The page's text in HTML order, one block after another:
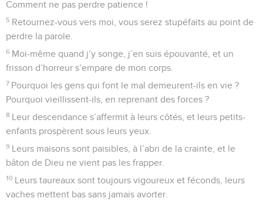
Comment ne pas perdre patience !
5 Retournez-vous vers moi, vous serez stupéfaits au point de
perdre la parole.
6 Moi-même quand j’y songe, j’en suis épouvanté, et un
frisson d’horreur s’empare de mon corps.
7 Pourquoi les gens qui font le mal demeurent-ils en vie ?
Pourquoi vieillissent-ils, en reprenant des forces ?
8 Leur descendance s’affermit à leurs côtés, et leurs petits-
enfants prospèrent sous leurs yeux.
9 Leurs maisons sont paisibles, à l’abri de la crainte, et le
bâton de Dieu ne vient pas les frapper.
10 Leurs taureaux sont toujours vigoureux et féconds, leurs
vaches mettent bas sans jamais avorter.